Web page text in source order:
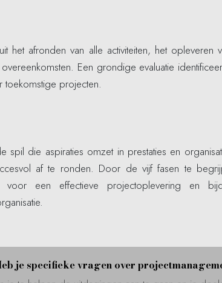
het afronden van alle activiteiten, het
Een grondige evaluatie
projecten.
spil die aspiraties omzet in prestaties en
af te ronden. Door de vijf fasen te
voor een effectieve projectoplevering en
je specifieke vragen over